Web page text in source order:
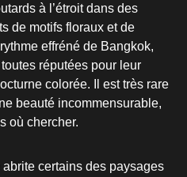
à l’étroit dans des
de motifs floraux et de
effréné de Bangkok,
réputées pour leur
colorée. Il est très rare
beauté incommensurable,
où chercher.
certains des paysages